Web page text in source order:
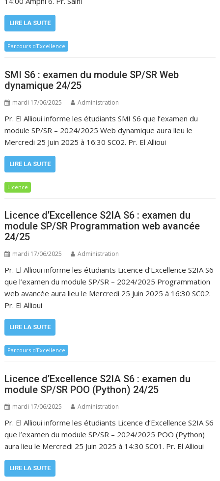
LIRE LA SUITE
Parcours d’Excellence
SMI S6 : examen du module SP/SR Web
dynamique 24/25
mardi 17/06/2025 Administration
Pr. El Allioui informe les étudiants SMI S6 que l’examen du
module SP/SR – 2024/2025 Web dynamique aura lieu le
Mercredi 25 Juin 2025 à 16:30 SC02. Pr. El Allioui
LIRE LA SUITE
Licence
Licence d’Excellence S2IA S6 : examen du
module SP/SR Programmation web avancée
24/25
mardi 17/06/2025 Administration
Pr. El Allioui informe les étudiants Licence d’Excellence S2IA S6
que l’examen du module SP/SR – 2024/2025 Programmation
web avancée aura lieu le Mercredi 25 Juin 2025 à 16:30 SC02.
Pr. El Allioui
LIRE LA SUITE
Parcours d’Excellence
Licence d’Excellence S2IA S6 : examen du
module SP/SR POO (Python) 24/25
mardi 17/06/2025 Administration
Pr. El Allioui informe les étudiants Licence d’Excellence S2IA S6
que l’examen du module SP/SR – 2024/2025 POO (Python)
aura lieu le Mercredi 25 Juin 2025 à 14:30 SC01. Pr. El Allioui
LIRE LA SUITE